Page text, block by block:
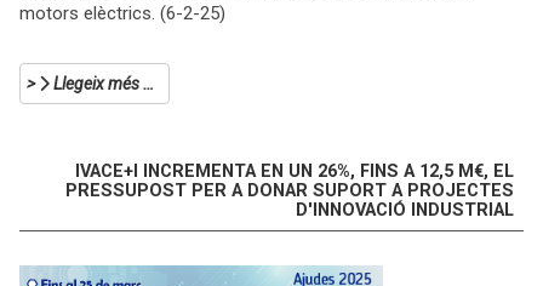
motors elèctrics. (6-2-25)
Llegeix més …
IVACE+I INCREMENTA EN UN 26%, FINS A 12,5 M€, EL
PRESSUPOST PER A DONAR SUPORT A PROJECTES
D'INNOVACIÓ INDUSTRIAL